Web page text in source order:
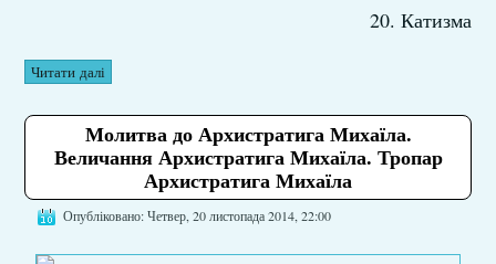
20. Катизма
Читати далі
Молитва до Архистратига Михаїла.
Величання Архистратига Михаїла. Тропар
Архистратига Михаїла
Опубліковано: Четвер, 20 листопада 2014, 22:00